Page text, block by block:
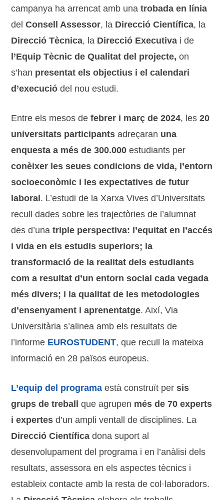
campanya ha arrencat amb unatrobada en línia
delConsell Assessor, la Direcció Científica, la
Direcció Tècnica, la Direcció Executiva i de
l’Equip Tècnic de Qualitat del projecte,on
s’han presentat els objectius i el calendari
d’execuciódel nou estudi.
Entre els mesos defebrer i març de 2024, les20
universitats participants adreçaran una
enquesta a més de 300.000estudiants per
conèixer les seues condicions de vida, l’entorn
socioeconòmic i les expectatives de futur
laboral. L’estudi de la Xarxa Vives d’Universitats
recull dades sobre les trajectòries de l’alumnat
des d’unatriple perspectiva: l’equitat en l’accés
i vida en els estudis superiors; la
transformació de la realitat dels estudiants
com a resultat d’un entorn social cada vegada
més divers; i la qualitat de les metodologies
d’ensenyament i aprenentatge. Així, Via
Universitària s’alinea amb els resultats de
l’informe EUROSTUDENT, que recull la mateixa
informació en 28 països europeus.
L’equip del programa està construït persis
grups de treball que agrupen més de 70 experts
i expertes d’un ampli ventall de disciplines. La
Direcció Científica dona suport al
desenvolupament del programa i en l’anàlisi dels
resultats, assessora en els aspectes tècnics i
estableix contacte amb la resta de col·laboradors.